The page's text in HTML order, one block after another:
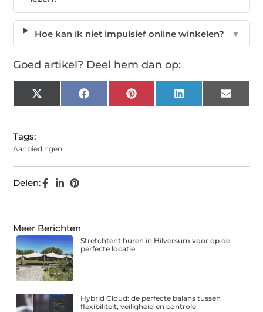
Hoe kan ik niet impulsief online winkelen? ▼
Goed artikel? Deel hem dan op:
X
(Twitter)
Facebook Pinterest LinkedIn Email
Tags:
Aanbiedingen
Delen:
Meer Berichten
Stretchtent huren in Hilversum voor op de
perfecte locatie
Hybrid Cloud: de perfecte balans tussen
flexibiliteit, veiligheid en controle